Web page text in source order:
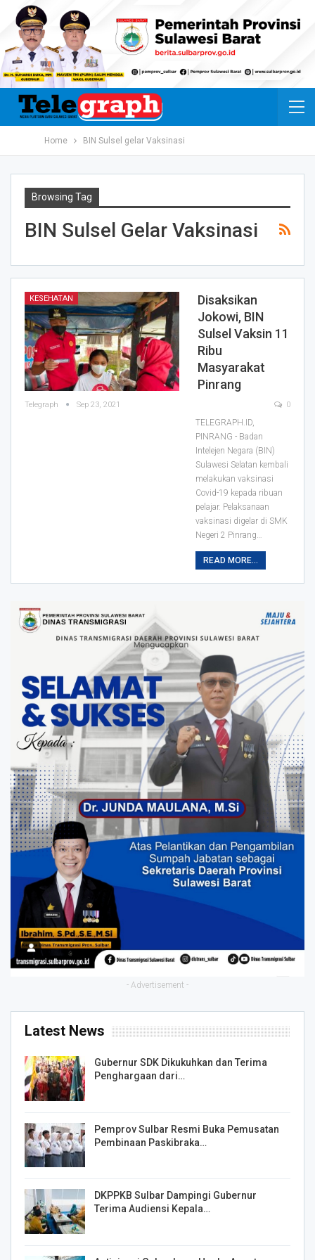
Home BIN Sulsel gelar Vaksinasi
Browsing Tag
BIN Sulsel Gelar Vaksinasi
KESEHATAN
Disaksikan
Jokowi, BIN
Sulsel Vaksin 11
Ribu
Masyarakat
Pinrang
Telegraph Sep 23, 2021 0
TELEGRAPH.ID,
PINRANG - Badan
Intelejen Negara (BIN)
Sulawesi Selatan kembali
melakukan vaksinasi
Covid-19 kepada ribuan
pelajar. Pelaksanaan
vaksinasi digelar di SMK
Negeri 2 Pinrang…
READ MORE...
- Advertisement -
Latest News
Gubernur SDK Dikukuhkan dan Terima
Penghargaan dari…
Pemprov Sulbar Resmi Buka Pemusatan
Pembinaan Paskibraka…
DKPPKB Sulbar Dampingi Gubernur
Terima Audiensi Kepala…